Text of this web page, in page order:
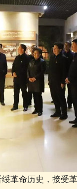
革命历史，接受